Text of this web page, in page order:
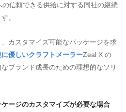
の信頼できる供給に対する同社の継続
。
カスタマイズ可能なパッケージを求
に優しいクラフトメーラーZeal X の
ブランド成長のための理想的なソリ
ージのカスタマイズが必要な場合